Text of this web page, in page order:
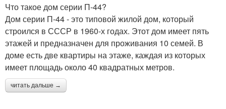
Что такое дом серии П-44?
Дом серии П-44 - это типовой жилой дом, который
строился в СССР в 1960-х годах. Этот дом имеет пять
этажей и предназначен для проживания 10 семей. В
доме есть две квартиры на этаже, каждая из которых
имеет площадь около 40 квадратных метров.
читать дальше →